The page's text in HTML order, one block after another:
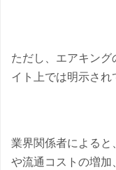
ただし、エアキン
イト上では明示され
業界関係者による
や流通コストの増加